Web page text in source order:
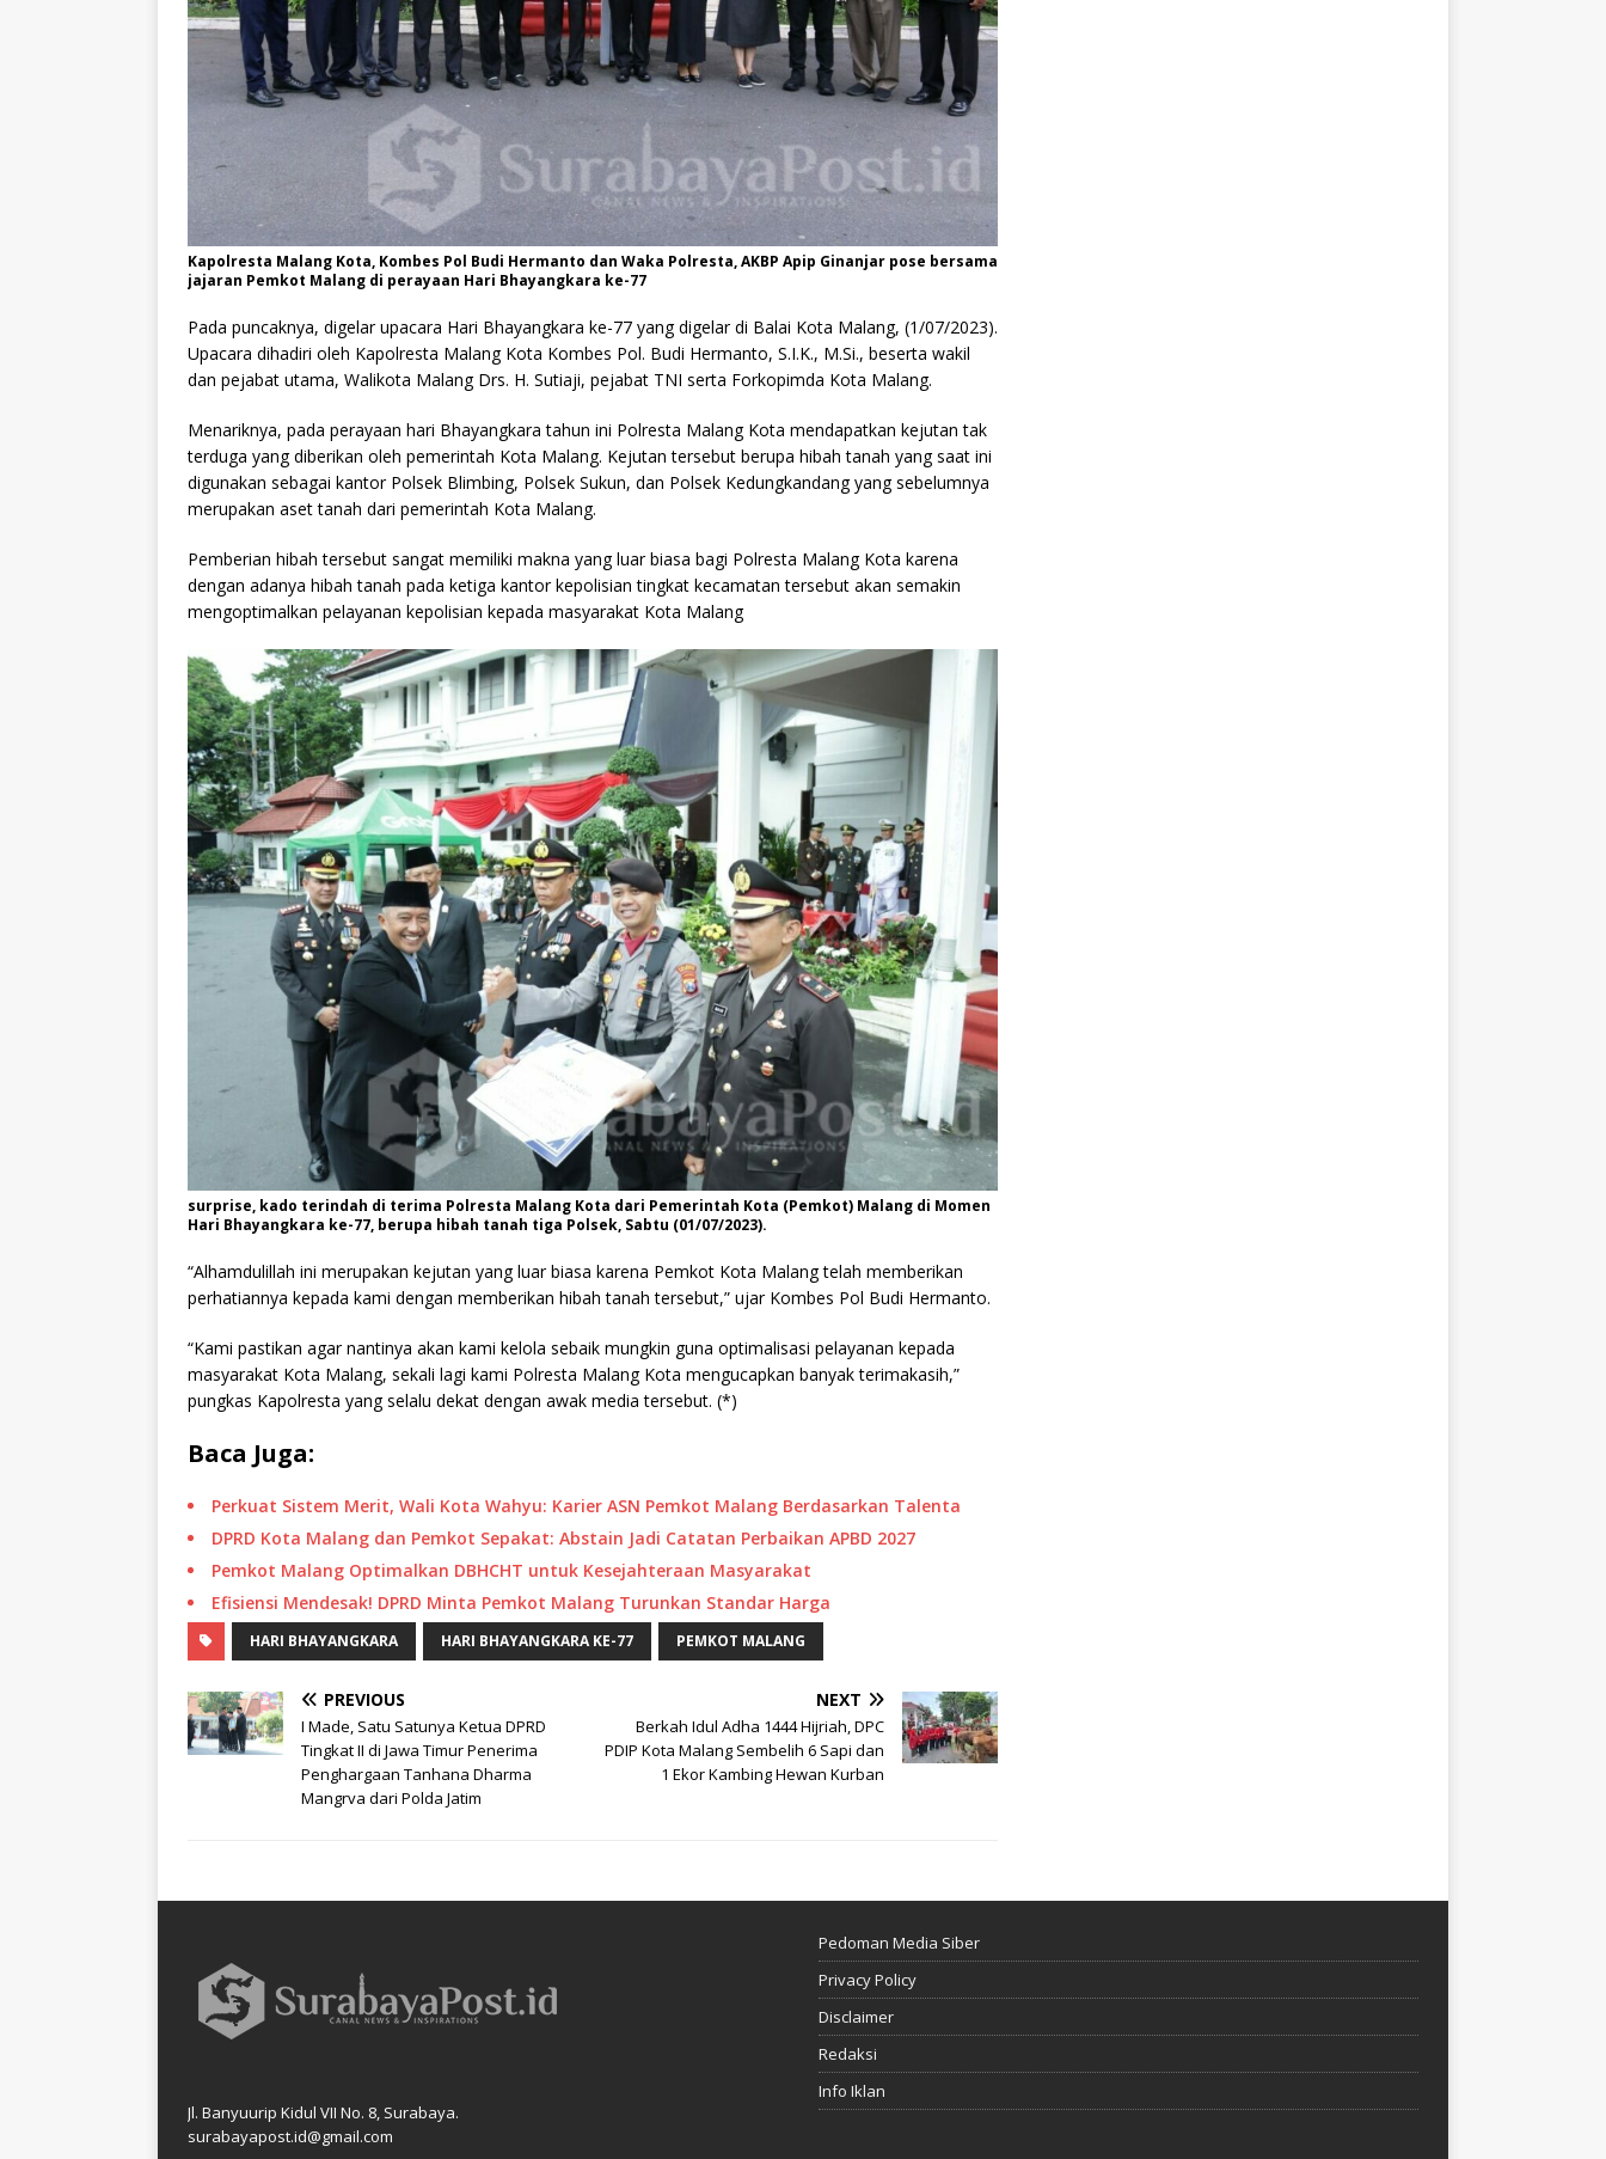
Kapolresta Malang Kota, Kombes Pol Budi Hermanto dan Waka Polresta, AKBP Apip Ginanjar pose bersama
jajaran Pemkot Malang di perayaan Hari Bhayangkara ke-77
Pada puncaknya, digelar upacara Hari Bhayangkara ke-77 yang digelar di Balai Kota Malang, (1/07/2023).
Upacara dihadiri oleh Kapolresta Malang Kota Kombes Pol. Budi Hermanto, S.I.K., M.Si., beserta wakil
dan pejabat utama, Walikota Malang Drs. H. Sutiaji, pejabat TNI serta Forkopimda Kota Malang.
Menariknya, pada perayaan hari Bhayangkara tahun ini Polresta Malang Kota mendapatkan kejutan tak
terduga yang diberikan oleh pemerintah Kota Malang. Kejutan tersebut berupa hibah tanah yang saat ini
digunakan sebagai kantor Polsek Blimbing, Polsek Sukun, dan Polsek Kedungkandang yang sebelumnya
merupakan aset tanah dari pemerintah Kota Malang.
Pemberian hibah tersebut sangat memiliki makna yang luar biasa bagi Polresta Malang Kota karena
dengan adanya hibah tanah pada ketiga kantor kepolisian tingkat kecamatan tersebut akan semakin
mengoptimalkan pelayanan kepolisian kepada masyarakat Kota Malang
surprise, kado terindah di terima Polresta Malang Kota dari Pemerintah Kota (Pemkot) Malang di Momen
Hari Bhayangkara ke-77, berupa hibah tanah tiga Polsek, Sabtu (01/07/2023).
“Alhamdulillah ini merupakan kejutan yang luar biasa karena Pemkot Kota Malang telah memberikan
perhatiannya kepada kami dengan memberikan hibah tanah tersebut,” ujar Kombes Pol Budi Hermanto.
“Kami pastikan agar nantinya akan kami kelola sebaik mungkin guna optimalisasi pelayanan kepada
masyarakat Kota Malang, sekali lagi kami Polresta Malang Kota mengucapkan banyak terimakasih,”
pungkas Kapolresta yang selalu dekat dengan awak media tersebut. (*)
Baca Juga:
Perkuat Sistem Merit, Wali Kota Wahyu: Karier ASN Pemkot Malang Berdasarkan Talenta
DPRD Kota Malang dan Pemkot Sepakat: Abstain Jadi Catatan Perbaikan APBD 2027
Pemkot Malang Optimalkan DBHCHT untuk Kesejahteraan Masyarakat
Efisiensi Mendesak! DPRD Minta Pemkot Malang Turunkan Standar Harga
HARI BHAYANGKARA HARI BHAYANGKARA KE-77 PEMKOT MALANG
PREVIOUS
I Made, Satu Satunya Ketua DPRD
Tingkat II di Jawa Timur Penerima
Penghargaan Tanhana Dharma
Mangrva dari Polda Jatim
NEXT
Berkah Idul Adha 1444 Hijriah, DPC
PDIP Kota Malang Sembelih 6 Sapi dan
1 Ekor Kambing Hewan Kurban
Jl. Banyuurip Kidul VII No. 8, Surabaya.
surabayapost.id@gmail.com
Pedoman Media Siber
Privacy Policy
Disclaimer
Redaksi
Info Iklan